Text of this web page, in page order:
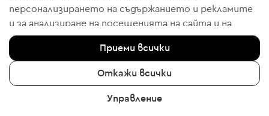
персонализирането на съдържанието и рекламите
и за анализиране на посещенията на сайта и на
мобилното приложение - информация, която ни
помага да Ви показваме продукти, които бихте
харесали. Ако сте съгласни, моля потвърдете с
клик върху бутона “Да, съгласен съм“.
За да получите повече информация, моля
Приеми всички
Откажи всички
Управление